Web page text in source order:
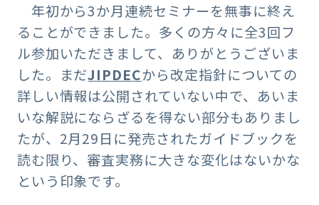
年初から3か月連続セミナーを無事に終え
ることができました。多くの方々に全3回フ
ル参加いただきまして、ありがとうございま
した。まだJIPDECから改定指針についての
詳しい情報は公開されていない中で、あいま
いな解説にならざるを得ない部分もありまし
たが、2月29日に発売されたガイドブックを
読む限り、審査実務に大きな変化はないかな
という印象です。